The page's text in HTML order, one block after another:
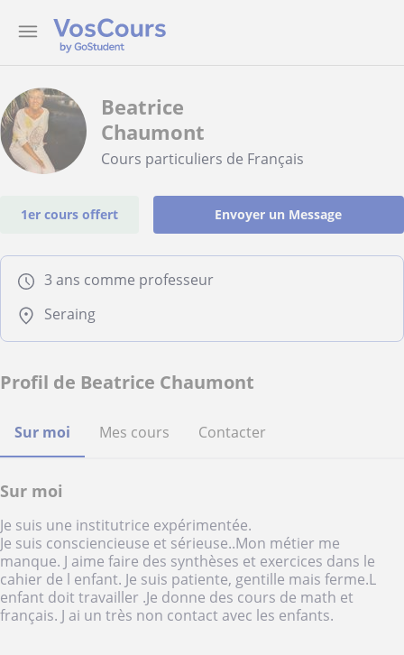
Beatrice
Chaumont
Cours particuliers de Français
1er cours offert Envoyer un Message
3 ans comme professeur
Seraing
Profil de Beatrice Chaumont
Sur moi Mes cours Contacter
Sur moi
Je suis une institutrice expérimentée.
Je suis consciencieuse et sérieuse..Mon métier me
manque. J aime faire des synthèses et exercices dans le
cahier de l enfant. Je suis patiente, gentille mais ferme.L
enfant doit travailler .Je donne des cours de math et
français. J ai un très non contact avec les enfants.